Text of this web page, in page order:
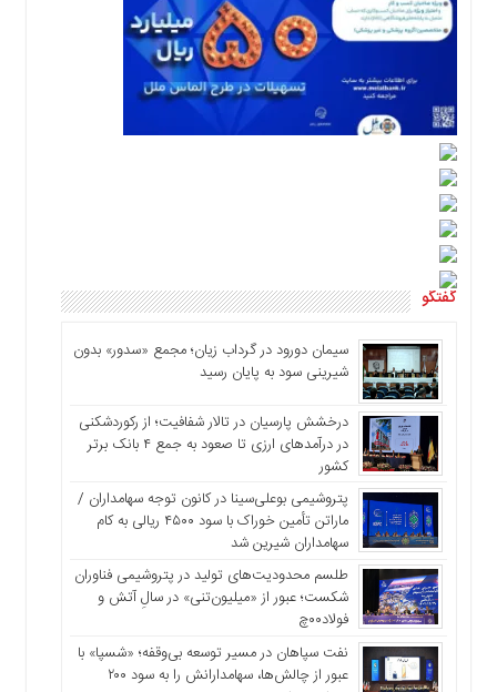
گفتگو
سیمان دورود در گرداب زیان؛ مجمع «سدور» بدون
شیرینی سود به پایان رسید
درخشش پارسیان در تالار شفافیت؛ از رکوردشکنی
در درآمدهای ارزی تا صعود به جمع ۴ بانک برتر
کشور
پتروشیمی بوعلی‌سینا در کانون توجه سهامداران /
ماراتن تأمین خوراک با سود ۴۵۰۰ ریالی به کام
سهامداران شیرین شد
طلسم محدودیت‌های تولید در پتروشیمی فناوران
شکست؛ عبور از «میلیون‌تنی» در سالِ آتش و
فولاد۰۰چ
نفت سپاهان در مسیر توسعه بی‌وقفه؛ «شسپا» با
عبور از چالش‌ها، سهامدارانش را به سود ۲۰۰